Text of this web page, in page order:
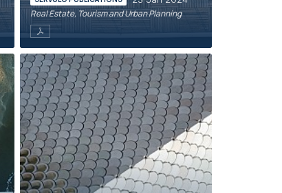
Real Estate, Tourism and Urban Planning